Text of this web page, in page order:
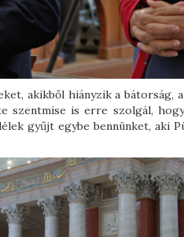
akikből hiányzik a bátorság,
szentmise is erre szolgál,
gyűjt egybe bennünket, aki